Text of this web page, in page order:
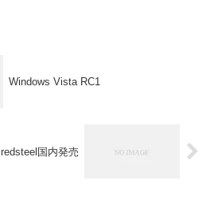
Windows Vista RC1
redsteel国内発売